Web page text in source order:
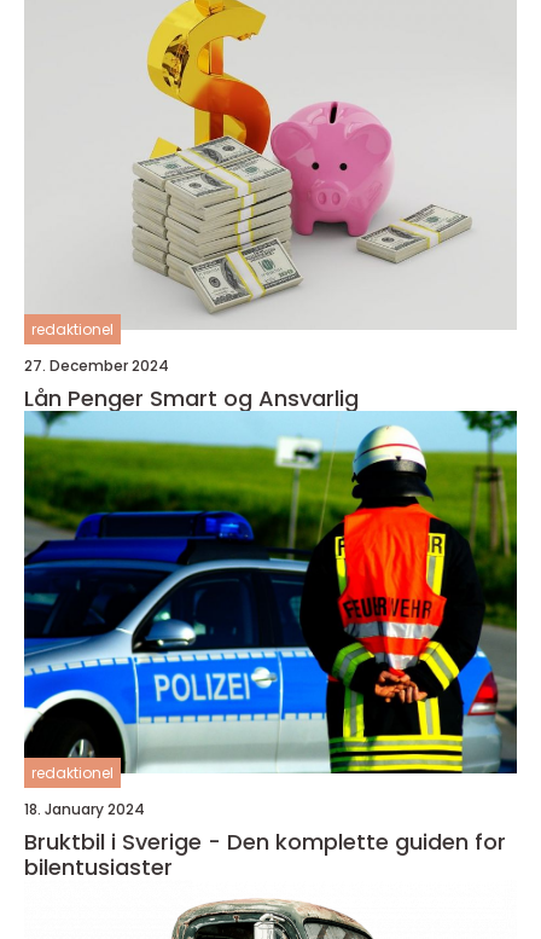
redaktionel
27. December 2024
Lån Penger Smart og Ansvarlig
redaktionel
18. January 2024
Bruktbil i Sverige - Den komplette guiden for
bilentusiaster